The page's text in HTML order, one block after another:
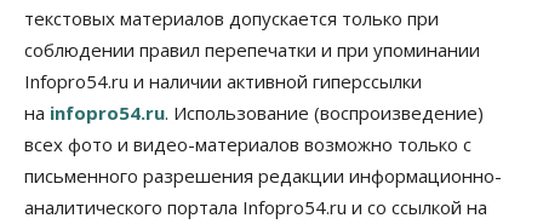
Медицина Наука Общество
Новосибирский «Вектор» проводит исследование
резистентности ВИЧ в трёх странах
10 Августа 2026, 09:00
Суд отменил дисквалификацию
Валентина Пармона в кассации
10 Августа 2026, 08:00
текстовых материалов допускается только при
соблюдении правил перепечатки и при упоминании
Infopro54.ru и наличии активной гиперссылки
на infopro54.ru. Использование (воспроизведение)
всех фото и видео-материалов возможно только с
письменного разрешения редакции информационно-
аналитического портала Infopro54.ru и со ссылкой на